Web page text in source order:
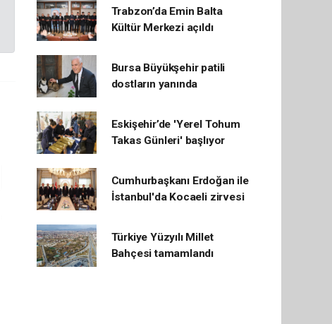
Trabzon’da Emin Balta
Kültür Merkezi açıldı
Bursa Büyükşehir patili
dostların yanında
Eskişehir’de 'Yerel Tohum
Takas Günleri' başlıyor
Cumhurbaşkanı Erdoğan ile
İstanbul'da Kocaeli zirvesi
Türkiye Yüzyılı Millet
Bahçesi tamamlandı